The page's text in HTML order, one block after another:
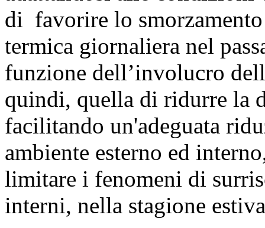
di favorire lo
termica giornaliera nel
funzione dell’involucro
quindi, quella di ridurre la
facilitando un'adeguata
ambiente esterno ed
limitare i fenomeni di
interni, nella stagione